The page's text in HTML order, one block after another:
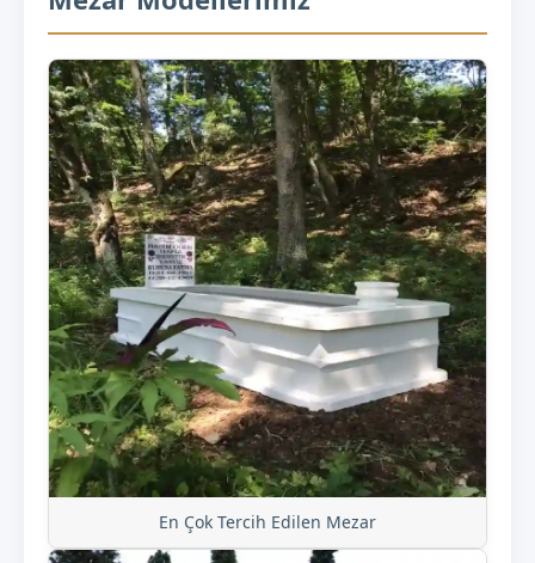
En Çok Tercih Edilen Mezar